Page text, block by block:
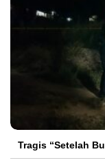
Tragis “Setelah